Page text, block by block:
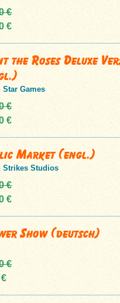
€
€
the Roses Deluxe
Star Games
€
€
Market (engl.)
Strikes Studios
€
€
Show (deutsch)
€